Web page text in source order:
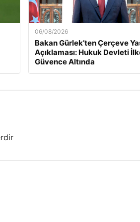
06/08/2026
Bakan Gürlek’ten Çerçeve
Açıklaması: Hukuk Devleti
Güvence Altında